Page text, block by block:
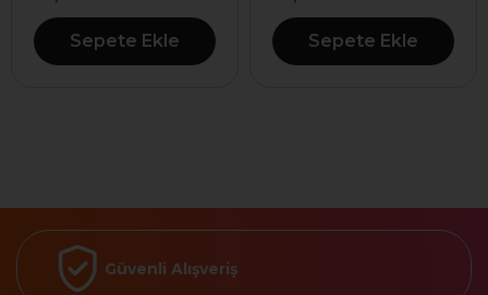
Sepete Ekle Sepete Ekle
Güvenli Alışveriş